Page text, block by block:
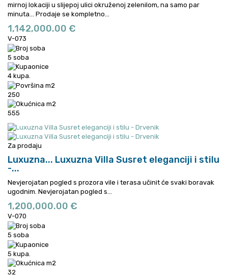
mirnoj lokaciji u slijepoj ulici okruženoj zelenilom, na samo par
minuta...
Prodaje se kompletno...
1,142,000.00 €
V-073
5 soba
4 kupa.
250
555
Za prodaju
Luxuzna... Luxuzna Villa Susret eleganciji i stilu
-...
Nevjerojatan pogled s prozora vile i terasa učinit će svaki boravak
ugodnim. Nevjerojatan pogled s...
1,200,000.00 €
V-070
5 soba
5 kupa.
32